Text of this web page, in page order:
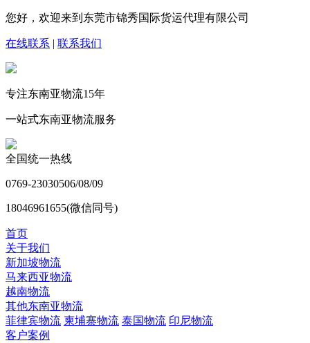
您好，欢迎来到东莞市锦秀国际货运代理有限公司
在线联系 | 联系我们
专注东南亚物流15年
一站式东南亚物流服务
全国统一热线
0769-23030506/08/09
18046961655(微信同号)
首页
关于我们
新加坡物流
马来西亚物流
越南物流
其他东南亚物流
菲律宾物流 柬埔寨物流 泰国物流 印尼物流
客户案例